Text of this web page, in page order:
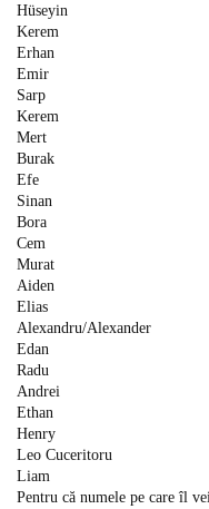
Hüseyin
Kerem
Erhan
Emir
Sarp
Kerem
Mert
Burak
Efe
Sinan
Bora
Cem
Murat
Aiden
Elias
Alexandru/Alexander
Edan
Radu
Andrei
Ethan
Henry
Leo Cuceritoru
Liam
Pentru că numele pe care îl